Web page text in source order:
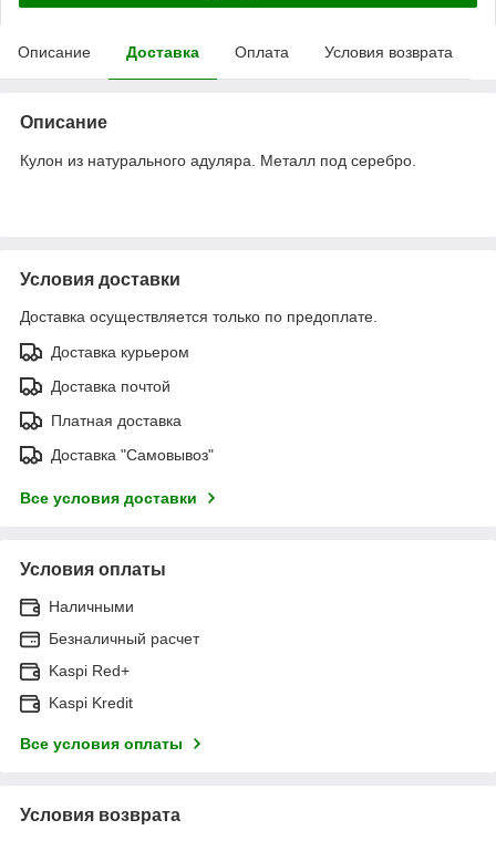
Описание Доставка Оплата Условия возврата
Описание
Кулон из натурального адуляра. Металл под серебро.
Условия доставки
Доставка осуществляется только по предоплате.
Доставка курьером
Доставка почтой
Платная доставка
Доставка "Самовывоз"
Все условия доставки
Условия оплаты
Наличными
Безналичный расчет
Kaspi Red+
Kaspi Kredit
Все условия оплаты
Условия возврата